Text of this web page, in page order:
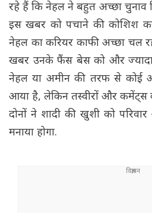
रहे हैं कि नेहल ने बहुत अच्छा
इस खबर को पचाने की कोशिश
नेहल का करियर काफी अच्छा चल
खबर उनके फैंस बेस को और
नेहल या अमीन की तरफ से कोई
आया है, लेकिन तस्वीरों और कमेंट्स
दोनों ने शादी की खुशी को
मनाया होगा.